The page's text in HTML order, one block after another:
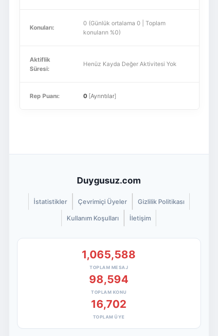
Konuları:
0 (Günlük ortalama 0 | Toplam
konuların %0)
Aktiflik
Süresi:
Henüz Kayda Değer Aktivitesi Yok
Rep Puanı: 0[Ayrıntılar]
Duygusuz.com
İstatistikler Çevrimiçi Üyeler Gizlilik Politikası
Kullanım Koşulları İletişim
1,065,588
TOPLAM MESAJ
98,594
TOPLAM KONU
16,702
TOPLAM ÜYE